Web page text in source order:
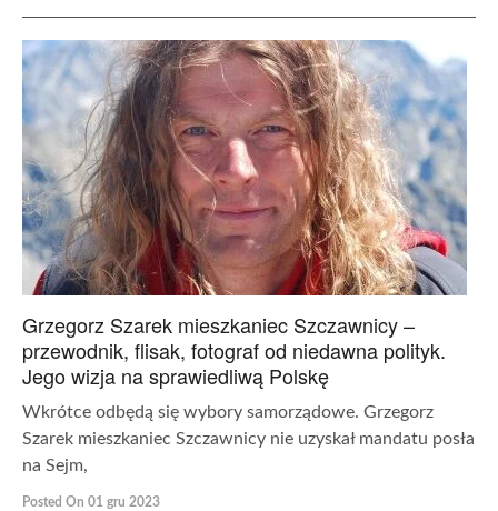
Grzegorz Szarek mieszkaniec Szczawnicy –
przewodnik, flisak, fotograf od niedawna polityk.
Jego wizja na sprawiedliwą Polskę
Wkrótce odbędą się wybory samorządowe. Grzegorz
Szarek mieszkaniec Szczawnicy nie uzyskał mandatu posła
na Sejm,
Posted On 01 gru 2023